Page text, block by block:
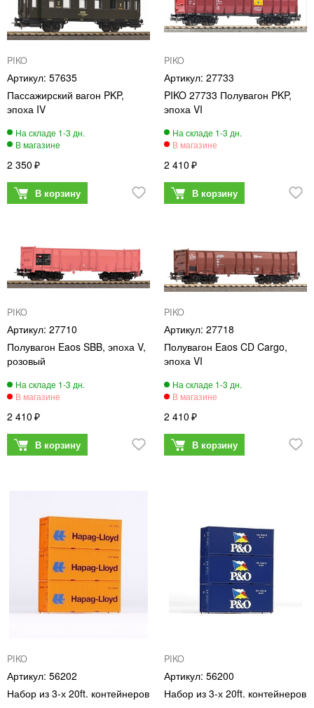
PIKO
57635
Пассажирский вагон PKP,
эпоха IV
2 350
PIKO
27733
PIKO 27733 Полувагон PKP,
эпоха VI
2 410
PIKO
27710
Полувагон Eaos SBB, эпоха V,
розовый
2 410
PIKO
27718
Полувагон Eaos CD Cargo,
эпоха VI
2 410
PIKO
56202
Набор из 3-х 20ft. контейнеров
PIKO
56200
Набор из 3-х 20ft. контейнеров